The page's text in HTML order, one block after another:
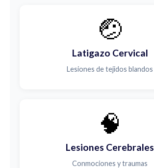
🤕
Latigazo Cervical
Lesiones de tejidos blandos
🧠
Lesiones Cerebrales
Conmociones y traumas